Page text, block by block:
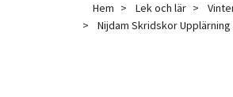
Hem Lek och lär
Nijdam Skridskor